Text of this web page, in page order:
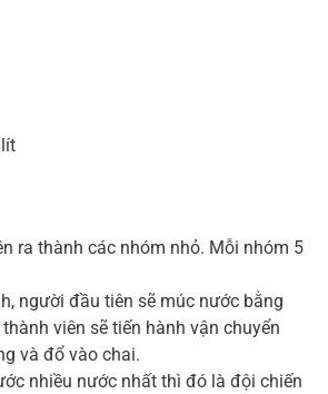
ra thành các nhóm nhỏ. Mỗi nhóm 5
người đầu tiên sẽ múc nước bằng
viên sẽ tiến hành vận chuyển
và đổ vào chai.
nhiều nước nhất thì đó là đội chiến